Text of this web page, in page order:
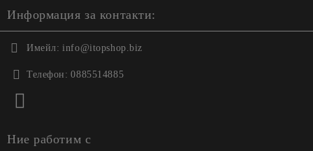
Информация за контакти:
Имейл: info@itopshop.biz
Телефон: 0885514885
Ние работим с